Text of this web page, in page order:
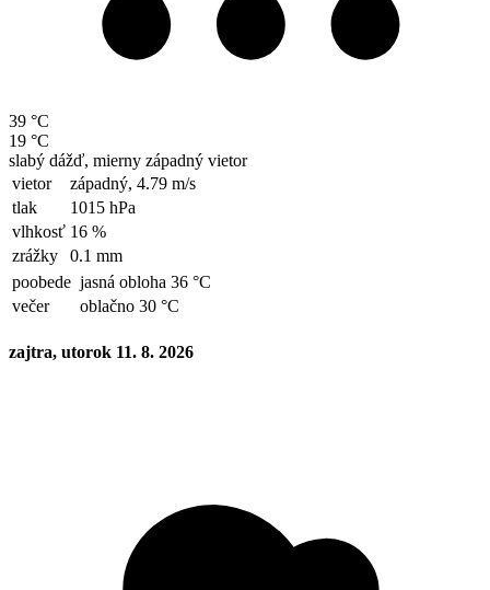
39 °C
19 °C
slabý dážď, mierny západný vietor
vietor
západný, 4.79 m/s
tlak
1015 hPa
vlhkosť 16 %
zrážky
0.1 mm
poobede jasná obloha 36 °C
večer
oblačno 30 °C
zajtra, utorok 11. 8. 2026